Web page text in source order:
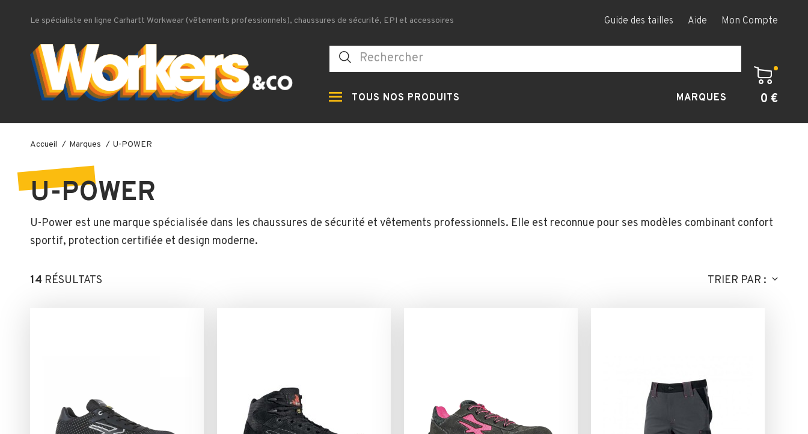
Le spécialiste en ligne Carhartt Workwear (vêtements professionnels), chaussures de sécurité, EPI et accessoires
TOUS NOS PRODUITS MARQUES
Guide des tailles Aide Mon Compte
0 €
Accueil Marques U-POWER
U-POWER
U-Power est une marque spécialisée dans les chaussures de sécurité et vêtements professionnels. Elle est reconnue pour ses modèles combinant confort
sportif, protection certifiée et design moderne.
14 RÉSULTATS TRIER PAR :